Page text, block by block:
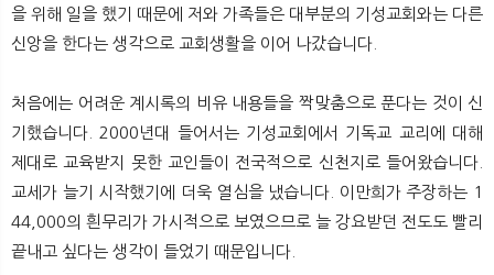
을 위해 일을 했기 때문에 저와 가족들은 대부분의 기성교회와는 다른
신앙을 한다는 생각으로 교회생활을 이어 나갔습니다.
처음에는 어려운 계시록의 비유 내용들을 짝맞춤으로 푼다는 것이 신
기했습니다. 2000년대 들어서는 기성교회에서 기독교 교리에 대해
제대로 교육받지 못한 교인들이 전국적으로 신천지로 들어왔습니다.
교세가 늘기 시작했기에 더욱 열심을 냈습니다. 이만희가 주장하는 1
44,000의 흰무리가 가시적으로 보였으므로 늘 강요받던 전도도 빨리
끝내고 싶다는 생각이 들었기 때문입니다.